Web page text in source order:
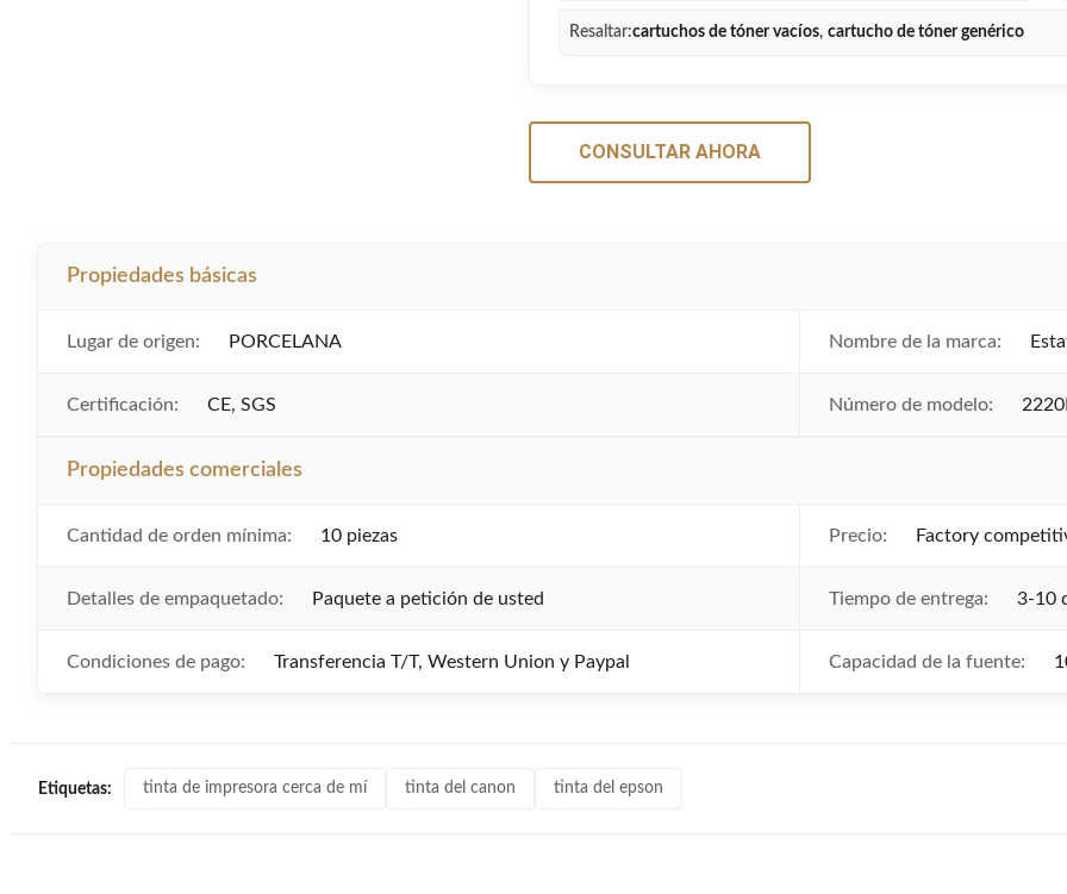
Resaltar:cartuchos de tóner vacíos, cartucho de tóner genérico
CONSULTAR AHORA
Propiedades básicas
Lugar de origen: PORCELANA Nombre de la marca:
Certificación: CE, SGS Número de modelo:
Propiedades comerciales
Cantidad de orden mínima: 10 piezas Precio: Factory
Detalles de empaquetado: Paquete a petición de usted Tiempo de entrega: 3-10
Condiciones de pago: Transferencia T/T, Western Union y Paypal Capacidad de la fuente:
Etiquetas: tinta de impresora cerca de mí tinta del canon tinta del epson